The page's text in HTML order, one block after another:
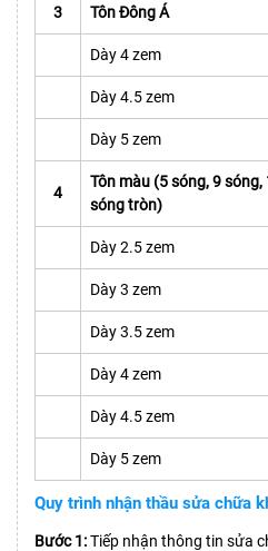
3 Tôn Đông Á
Dày 4 zem
Dày 4.5 zem
Dày 5 zem
4
Tôn màu (5 sóng, 9 sóng,
sóng tròn)
Dày 2.5 zem
Dày 3 zem
Dày 3.5 zem
Dày 4 zem
Dày 4.5 zem
Dày 5 zem
Quy trình nhận thầu sửa chữa
Bước 1:Tiếp nhận thông tin sửa